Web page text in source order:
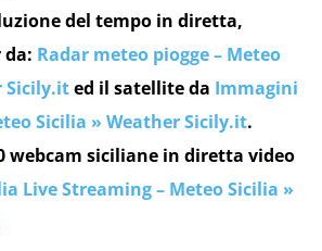
del tempo in diretta,
Radar meteo piogge – Meteo
Sicily.ited il satellite da Immagini
Sicilia » Weather Sicily.it.
webcam siciliane in diretta video
Live Streaming – Meteo Sicilia »